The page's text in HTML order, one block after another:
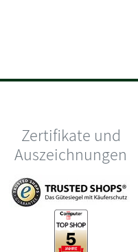
Zertifikate und
Auszeichnungen